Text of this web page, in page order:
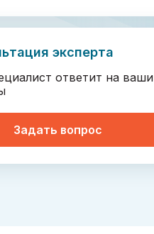
эксперта
ответит на ваши
Задать вопрос